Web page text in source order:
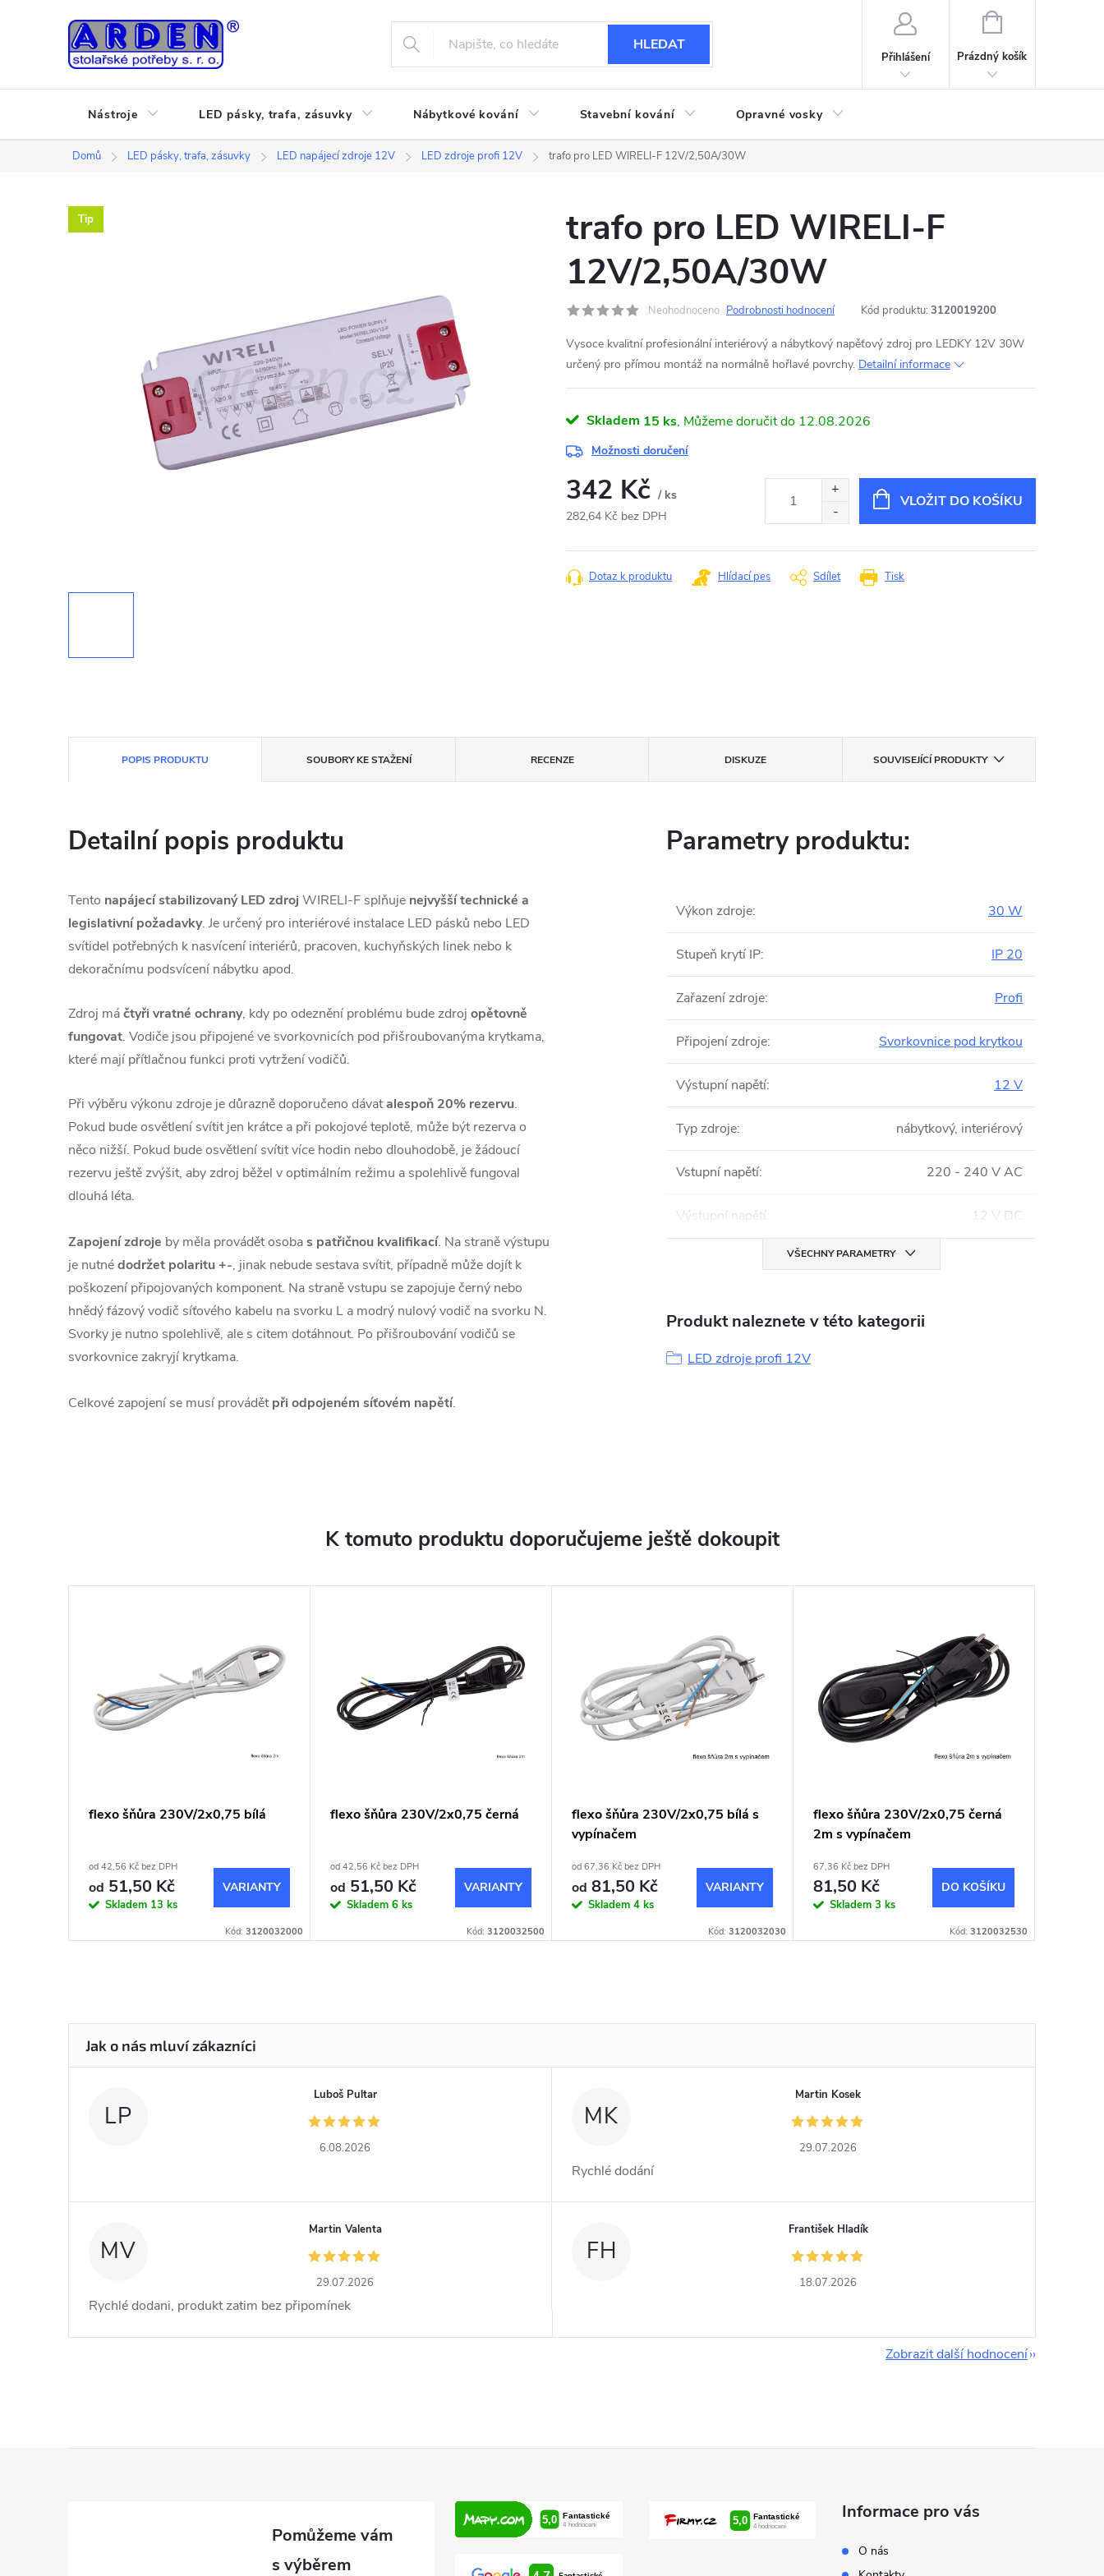
HLEDAT
Přihlášení
NÁKUPNÍ
Prázdný košík
Nástroje LED pásky, trafa, zásuvky Nábytkové kování Stavební kování Opravné vosky
Domů LED pásky, trafa, zásuvky LED napájecí zdroje 12V LED zdroje profi 12V trafo pro LED WIRELI-F 12V/2,50A/30W
Tip
trafo pro LED WIRELI-F
12V/2,50A/30W
Neohodnoceno Podrobnosti hodnocení Kód produktu: 3120019200
Vysoce kvalitní profesionální interiérový a nábytkový napěťový zdroj pro LEDKY 12V 30W
určený pro přímou montáž na normálně hořlavé povrchy. Detailní informace
Skladem 15 ks 12.08.2026
Možnosti doručení
342 Kč / ks
282,64 Kč bez DPH
cena:
VLOŽIT DO KOŠÍKU
Tisk
Dotaz k produktu Hlídací pes Sdílet
POPIS PRODUKTU SOUBORY KE STAŽENÍ RECENZE DISKUZE SOUVISEJÍCÍ PRODUKTY
Detailní popis produktu
Tento napájecí stabilizovaný LED zdroj WIRELI-F splňuje nejvyšší technické a
legislativní požadavky. Je určený pro interiérové instalace LED pásků nebo LED
svítidel potřebných k nasvícení interiérů, pracoven, kuchyňských linek nebo k
dekoračnímu podsvícení nábytku apod.
Zdroj máčtyři vratné ochrany, kdy po odeznění problému bude zdroj opětovně
fungovat. Vodiče jsou připojené ve svorkovnicích pod přišroubovanýma krytkama,
které mají přítlačnou funkci proti vytržení vodičů.
Při výběru výkonu zdroje je důrazně doporučeno dávatalespoň 20% rezervu.
Pokud bude osvětlení svítit jen krátce a při pokojové teplotě, může být rezerva o
něco nižší. Pokud bude osvětlení svítit více hodin nebo dlouhodobě, je žádoucí
rezervu ještě zvýšit, aby zdroj běžel v optimálním režimu a spolehlivě fungoval
dlouhá léta.
Zapojení zdroje by měla provádět osobas patřičnou kvalifikací. Na straně výstupu
je nutnédodržet polaritu +-, jinak nebude sestava svítit, případně může dojít k
poškození připojovaných komponent. Na straně vstupu se zapojuje černý nebo
hnědý fázový vodič síťového kabelu na svorku L a modrý nulový vodič na svorku N.
Svorky je nutno spolehlivě, ale s citem dotáhnout. Po přišroubování vodičů se
svorkovnice zakryjí krytkama.
Celkové zapojení se musí provádětpři odpojeném síťovém napětí.
Parametry produktu:
Výkon zdroje: 30 W
Stupeň krytí IP: IP 20
Zařazení zdroje: Profi
Připojení zdroje: Svorkovnice pod krytkou
Výstupní napětí: 12 V
Typ zdroje: nábytkový, interiérový
Vstupní napětí: 220 - 240 V AC
Výstupní napětí: 12 V DC
VŠECHNY PARAMETRY
Produkt naleznete v této kategorii
LED zdroje profi 12V
K tomuto produktu doporučujeme ještě dokoupit
flexo šňůra 230V/2x0,75 bílá
od 42,56 Kč bez DPH
od 51,50 Kč
Skladem 13 ks
Kód: 3120032000
flexo šňůra 230V/2x0,75 černá
od 42,56 Kč bez DPH
od 51,50 Kč
Skladem 6 ks
Kód: 3120032500
flexo šňůra 230V/2x0,75 bílá s
vypínačem
od 67,36 Kč bez DPH
od 81,50 Kč
Skladem 4 ks
Kód: 3120032030
flexo šňůra 230V/2x0,75 černá
2m s vypínačem
67,36 Kč bez DPH
81,50 Kč
Skladem 3 ks
DO KOŠÍKU
Kód: 3120032530
LP
Luboš Pultar
6.08.2026
MK
Martin Kosek
29.07.2026
Rychlé dodání
MV
Martin Valenta
29.07.2026
Rychlé dodani, produkt zatim bez připomínek
FH
František Hladík
18.07.2026
Zobrazit další hodnocení
Informace pro vás
O nás